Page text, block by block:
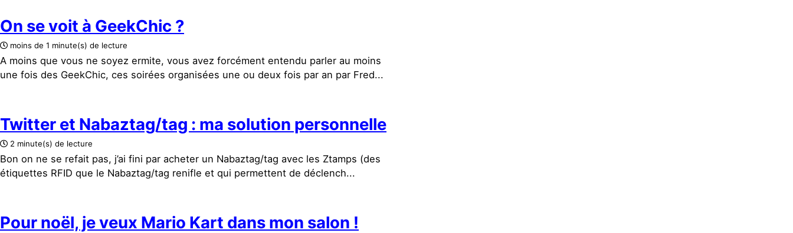
On se voit à GeekChic ?
moins de 1 minute(s) de lecture
A moins que vous ne soyez ermite, vous avez forcément entendu parler au moins
une fois des GeekChic, ces soirées organisées une ou deux fois par an par Fred...
Twitter et Nabaztag/tag : ma solution personnelle
2 minute(s) de lecture
Bon on ne se refait pas, j’ai fini par acheter un Nabaztag/tag avec les Ztamps (des
étiquettes RFID que le Nabaztag/tag renifle et qui permettent de déclench...
Pour noël, je veux Mario Kart dans mon salon !